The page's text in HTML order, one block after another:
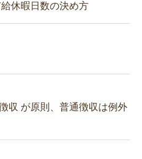
休暇日数の決め方
収 が原則、普通徴収は例外